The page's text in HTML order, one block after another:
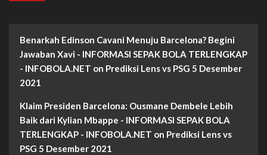
Benarkah Edinson Cavani Menuju Barcelona? Begini
Jawaban Xavi - INFORMASI SEPAK BOLA TERLENGKAP
- INFOBOLA.NET on Prediksi Lens vs PSG 5 Desember
2021
Klaim Presiden Barcelona: Ousmane Dembele Lebih
Baik dari Kylian Mbappe - INFORMASI SEPAK BOLA
TERLENGKAP - INFOBOLA.NET on Prediksi Lens vs
PSG 5 Desember 2021